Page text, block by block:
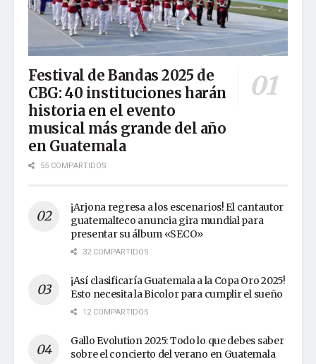
Festival de Bandas 2025 de
CBG: 40 instituciones harán
historia en el evento
musical más grande del año
en Guatemala
55 COMPARTIDOS
¡Arjona regresa a los escenarios! El cantautor
guatemalteco anuncia gira mundial para
presentar su álbum «SECO»
32 COMPARTIDOS
¡Así clasificaría Guatemala a la Copa Oro 2025!
Esto necesita la Bicolor para cumplir el sueño
12 COMPARTIDOS
Gallo Evolution 2025: Todo lo que debes saber
sobre el concierto del verano en Guatemala